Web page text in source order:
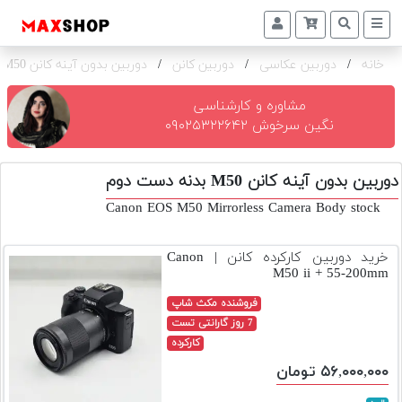
دوربین
و
تجهیزات
و
اکسسوری
دوم
دوربین
و
خانه / دوربین عکاسی / دوربین کانن / دوربین بدون آینه کانن M50 بدنه
مشاوره و کارشناسی
نگین سرخوش ۰۹۰۲۵۳۲۲۶۴۲
دوربین بدون آینه کانن M50 بدنه دست دوم
Canon EOS M50 Mirrorless Camera Body stock
خرید دوربین کارکرده کانن | Canon
M50 ii + 55-200mm
فروشنده مکث شاپ
7 روز گارانتی تست
کارکرده
۵۶,۰۰۰,۰۰۰ تومان